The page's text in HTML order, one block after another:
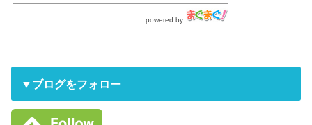
powered by
▼ブログをフォロー